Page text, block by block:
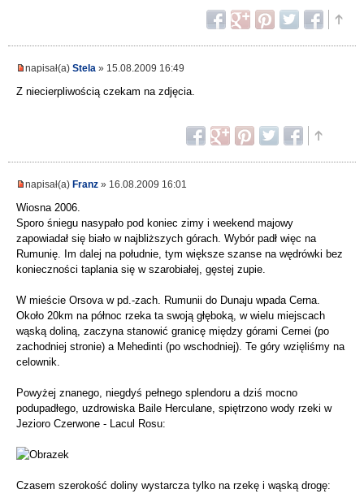
napisał(a) Stela » 15.08.2009 16:49
Z niecierpliwością czekam na zdjęcia.
napisał(a) Franz » 16.08.2009 16:01
Wiosna 2006.
Sporo śniegu nasypało pod koniec zimy i weekend majowy
zapowiadał się biało w najbliższych górach. Wybór padł więc na
Rumunię. Im dalej na południe, tym większe szanse na wędrówki bez
konieczności taplania się w szarobiałej, gęstej zupie.
W mieście Orsova w pd.-zach. Rumunii do Dunaju wpada Cerna.
Około 20km na północ rzeka ta swoją głęboką, w wielu miejscach
wąską doliną, zaczyna stanowić granicę między górami Cernei (po
zachodniej stronie) a Mehedinti (po wschodniej). Te góry wzięliśmy na
celownik.
Powyżej znanego, niegdyś pełnego splendoru a dziś mocno
podupadłego, uzdrowiska Baile Herculane, spiętrzono wody rzeki w
Jezioro Czerwone - Lacul Rosu:
Czasem szerokość doliny wystarcza tylko na rzekę i wąską drogę: